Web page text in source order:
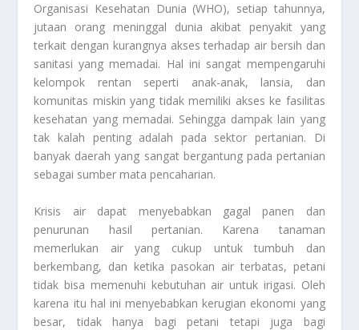
Organisasi Kesehatan Dunia (WHO), setiap tahunnya,
jutaan orang meninggal dunia akibat penyakit yang
terkait dengan kurangnya akses terhadap air bersih dan
sanitasi yang memadai. Hal ini sangat mempengaruhi
kelompok rentan seperti anak-anak, lansia, dan
komunitas miskin yang tidak memiliki akses ke fasilitas
kesehatan yang memadai. Sehingga dampak lain yang
tak kalah penting adalah pada sektor pertanian. Di
banyak daerah yang sangat bergantung pada pertanian
sebagai sumber mata pencaharian.
Krisis air dapat menyebabkan gagal panen dan
penurunan hasil pertanian. Karena tanaman
memerlukan air yang cukup untuk tumbuh dan
berkembang, dan ketika pasokan air terbatas, petani
tidak bisa memenuhi kebutuhan air untuk irigasi. Oleh
karena itu hal ini menyebabkan kerugian ekonomi yang
besar, tidak hanya bagi petani tetapi juga bagi